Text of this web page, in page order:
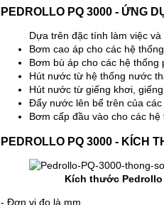
PEDROLLO PQ 3000 - ỨNG
Dựa trên đặc tính làm việc
Bơm cao áp cho các hệ
Bơm bù áp cho các hệ thống
Hút nước từ hệ thống nước
Hút nước từ giếng khơi,
Đẩy nước lên bể trên của
Bơm cấp đầu vào cho các
PEDROLLO PQ 3000 - KÍCH
Kích thước Pedrollo
- Đơn vị đo là mm